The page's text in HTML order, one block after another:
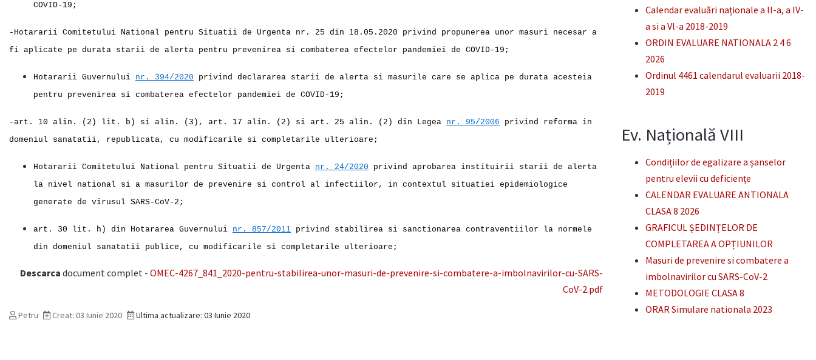
COVID-19;
-Hotararii Comitetului National pentru Situatii de Urgenta nr. 25 din 18.05.2020 privind propunerea unor masuri necesar a
fi aplicate pe durata starii de alerta pentru prevenirea si combaterea efectelor pandemiei de COVID-19;
Hotararii Guvernului nr. 394/2020
privind declararea starii de alerta si masurile care se aplica pe durata acesteia
pentru prevenirea si combaterea efectelor pandemiei de COVID-19;
-art. 10 alin. (2) lit. b) si alin. (3), art. 17 alin. (2) si art. 25 alin. (2) din Legea nr. 95/2006
privind reforma in
domeniul sanatatii, republicata, cu modificarile si completarile ulterioare;
Hotararii Comitetului National pentru Situatii de Urgenta nr. 24/2020
privind aprobarea instituirii starii de alerta
la nivel national si a masurilor de prevenire si control al infectiilor, in contextul situatiei epidemiologice
generate de virusul SARS-CoV-2;
art. 30 lit. h) din Hotararea Guvernului nr. 857/2011 privind stabilirea si sanctionarea contraventiilor la normele
din domeniul sanatatii publice, cu modificarile si completarile ulterioare;
Descarca document complet - OMEC-4267_841_2020-pentru-stabilirea-unor-masuri-de-prevenire-si-combatere-a-imbolnavirilor-cu-SARS-
CoV-2.pdf
Petru Creat: 03 Iunie 2020 Ultima actualizare: 03 Iunie 2020
Calendar evaluări naționale a II-a, a IV-
a si a Vl-a 2018-2019
ORDIN EVALUARE NATIONALA 2 4 6
2026
Ordinul 4461 calendarul evaluarii 2018-
2019
Ev. Națională VIII
Condițiilor de egalizare a șanselor
pentru elevii cu deficiențe
CALENDAR EVALUARE ANTIONALA
CLASA 8 2026
GRAFICUL ȘEDINȚELOR DE
COMPLETAREA A OPȚIUNILOR
Masuri de prevenire si combatere a
imbolnavirilor cu SARS-CoV-2
METODOLOGIE CLASA 8
ORAR Simulare nationala 2023